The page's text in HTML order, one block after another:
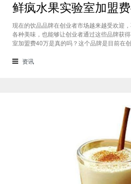
现在的饮品品牌在创业者市场越来越受欢迎
各种美味，也能够让创业者通过这些品牌获
室加盟费40万是真的吗？这个品牌是目前在
比较好的印象，比较低廉的鲜疯水果实验室
资讯